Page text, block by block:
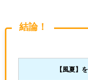
結論！
【風夏 】